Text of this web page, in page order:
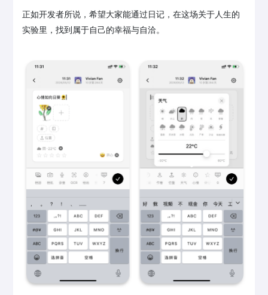
正如开发者所说，希望大家能通过日记，在这场关于人生的
实验里，找到属于自己的幸福与自洽。